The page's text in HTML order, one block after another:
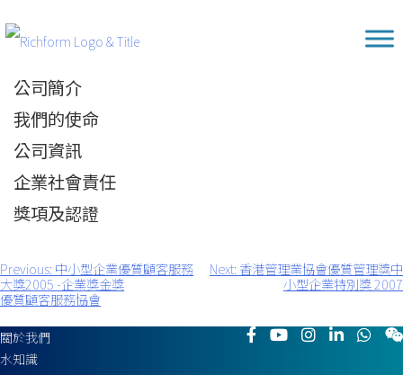
to
content
公司簡介
我們的使命
公司資訊
企業社會責任
獎項及認證
文
章
導
覽
Previous:中小型企業優質顧客服務
大獎2005 -企業獎金獎
優質顧客服務協會
Next:香港管理業協會優質管理獎中
小型企業特別獎 2007
關於我們
水知識